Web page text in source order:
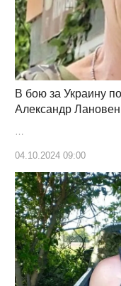
В бою за Украину
Александр
04.10.2024 09:00